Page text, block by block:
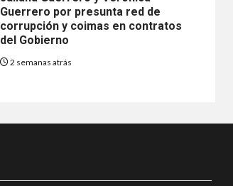
Guerrero por presunta red de
corrupción y coimas en contratos
del Gobierno
2 semanas atrás